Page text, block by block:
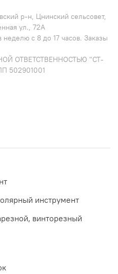
инструмент
винторезный
р-н, Цнинский сельсовет,
ул., 72А
с 8 до 17 часов. Заказы
ОТВЕТСТВЕННОСТЬЮ "СТ-
502901001